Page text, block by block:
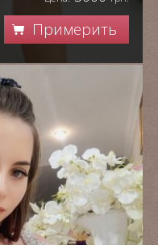
Примерить